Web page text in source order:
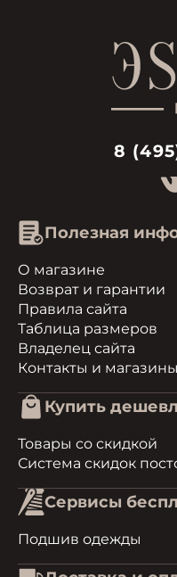
8
Полезная
О магазине
Возврат и гарантии
Правила сайта
Таблица размеров
Владелец сайта
Контакты и магазины
Купить
Товары со скидкой
Система скидок
Сервисы
Подшив одежды